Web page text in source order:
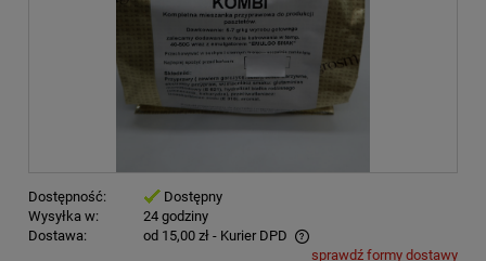
Dostępność:
Dostępny
Wysyłka w:
24 godziny
Dostawa:
od 15,00 zł - Kurier DPD
sprawdź formy dostawy